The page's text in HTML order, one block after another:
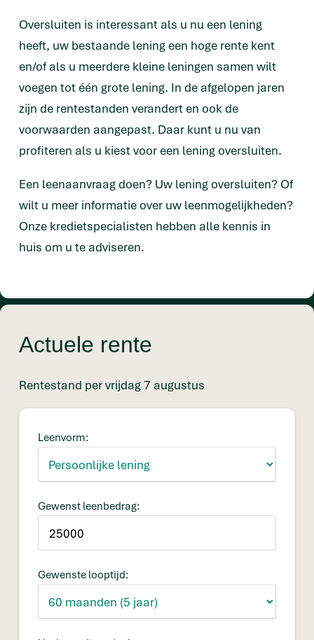
Oversluiten is interessant als u nu een lening
heeft, uw bestaande lening een hoge rente kent
en/of als u meerdere kleine leningen samen wilt
voegen tot één grote lening. In de afgelopen jaren
zijn de rentestanden verandert en ook de
voorwaarden aangepast. Daar kunt u nu van
profiteren als u kiest voor een lening oversluiten.
Een leenaanvraag doen? Uw lening oversluiten? Of
wilt u meer informatie over uw leenmogelijkheden?
Onze kredietspecialisten hebben alle kennis in
huis om u te adviseren.
Actuele rente
Rentestand per vrijdag 7 augustus
Leenvorm:
Gewenst leenbedrag:
Gewenste looptijd: